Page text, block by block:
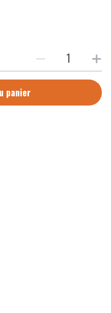
panier